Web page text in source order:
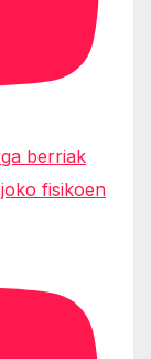
berriak
fisikoen